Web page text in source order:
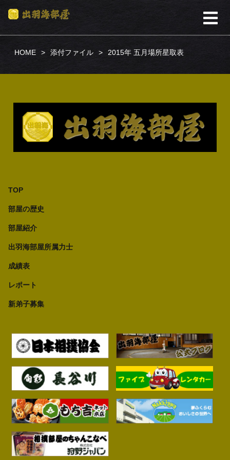
HOME 添付ファイル 2015年 五月場所星取表
TOP
部屋の歴史
部屋紹介
出羽海部屋所属力士
成績表
レポート
新弟子募集